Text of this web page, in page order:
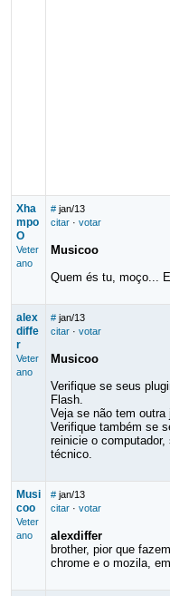
Xha
mpo
O
Veter
ano
# jan/13
citar· votar
Musicoo
Quem és tu, moço...
alex
diffe
r
Veter
ano
# jan/13
citar· votar
Musicoo
Verifique se seus
Flash.
Veja se não tem outra
Verifique também se
reinicie o
técnico.
Musi
coo
Veter
ano
# jan/13
citar· votar
alexdiffer
brother, pior que
chrome e o mozila,